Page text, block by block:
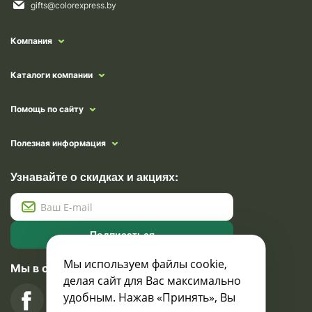
gifts@colorexpress.by
Компания
Каталоги компании
Помощь по сайту
Полезная информация
Узнавайте о скидках и акциях:
Подписаться
Мы в социальных сетях
Мы используем файлы cookie,
делая сайт для Вас максимально
удобным. Нажав «Принять», Вы